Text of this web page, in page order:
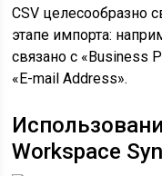
CSV целесообразно
этапе импорта:
связано с «Business
«E-mail Address».
Workspace